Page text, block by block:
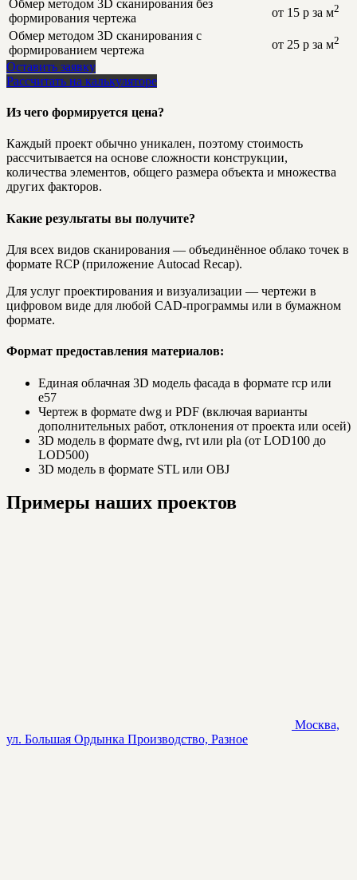
Обмер методом 3D сканирования без
формирования чертежа
от 15 р за м2
Обмер методом 3D сканирования c
формированием чертежа
от 25 р за м2
Оставить заявку
Рассчитать на калькуляторе
Из чего формируется цена?
Каждый проект обычно уникален, поэтому стоимость
рассчитывается на основе сложности конструкции,
количества элементов, общего размера объекта и множества
других факторов.
Какие результаты вы получите?
Для всех видов сканирования — объединённое облако точек в
формате RCP (приложение Autocad Recap).
Для услуг проектирования и визуализации — чертежи в
цифровом виде для любой CAD-программы или в бумажном
формате.
Формат предоставления материалов:
Единая облачная 3D модель фасада в формате rcp или
e57
Чертеж в формате dwg и PDF (включая варианты
дополнительных работ, отклонения от проекта или осей)
3D модель в формате dwg, rvt или pla (от LOD100 до
LOD500)
3D модель в формате STL или OBJ
Примеры наших проектов
Москва,
ул. Большая Ордынка Производство, Разное